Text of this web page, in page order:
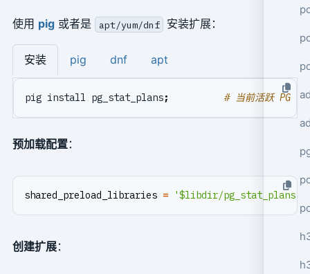
使用 pig或者是 apt/yum/dnf 安装扩展：
安装 pig dnf apt
pig install pg_stat_plans; # 当前活跃 PG 版
预加载配置：
shared_preload_libraries = '$libdir/pg_stat_plans'
创建扩展：